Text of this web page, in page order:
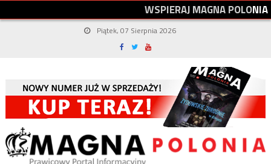
WSPIERAJMAGNAPOLONIA
Piątek, 07 Sierpnia 2026